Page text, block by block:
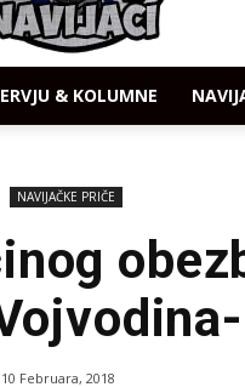
& KOLUMNE
NAVIJAČKE PRIČE
10 Februara, 2018